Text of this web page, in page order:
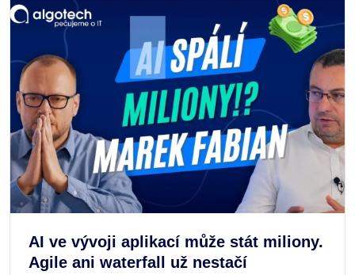
AI ve vývoji aplikací může stát miliony.
Agile ani waterfall už nestačí